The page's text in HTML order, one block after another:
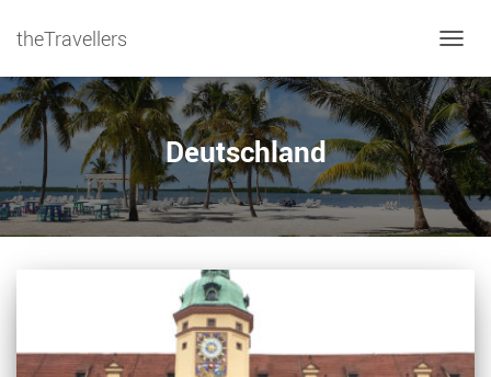
theTravellers
Deutschland